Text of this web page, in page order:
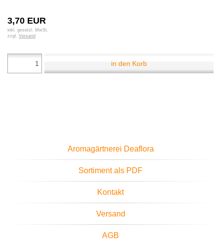
3,70 EUR
inkl. gesetzl. MwSt.
zzgl. Versand
in den Korb
Aromagärtnerei Deaflora
Sortiment als PDF
Kontakt
Versand
AGB